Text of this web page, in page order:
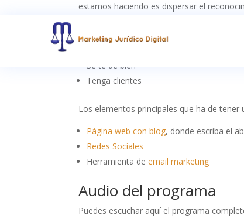
estamos haciendo es dispersar el
Se te dé bien
Tenga clientes
Los elementos principales que ha de
Página web con blog, donde escriba el
Redes Sociales
Herramienta deemail marketing
Audio del programa
Puedes escuchar aquí el programa